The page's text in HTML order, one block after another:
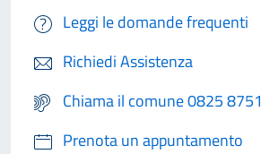
Leggi le domande frequenti
Richiedi Assistenza
Chiama il comune 0825
Prenota un appuntamento